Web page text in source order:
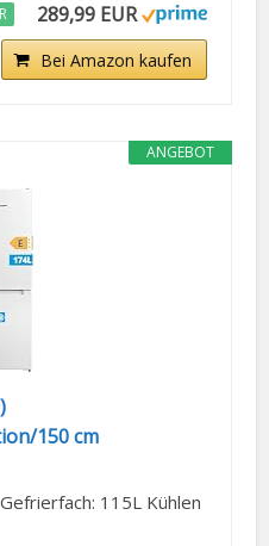
289,99 EUR
Bei Amazon kaufen
ANGEBOT
150 cm
115L Kühlen